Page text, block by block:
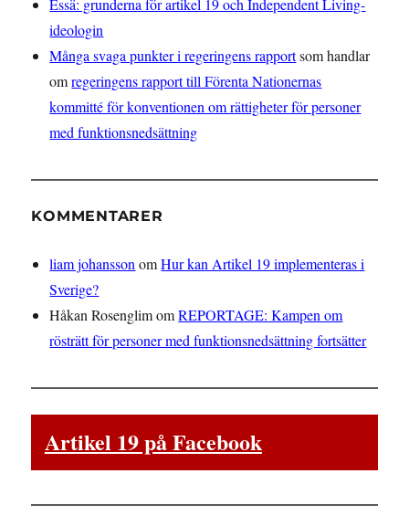
Essä: grunderna för artikel 19 och Independent Living-
ideologin
Många svaga punkter i regeringens rapportsom handlar
omregeringens rapport till Förenta Nationernas
kommitté för konventionen om rättigheter för personer
med funktionsnedsättning
KOMMENTARER
liam johansson omHur kan Artikel 19 implementeras i
Sverige?
Håkan RosenglimomREPORTAGE: Kampen om
rösträtt för personer med funktionsnedsättning fortsätter
Artikel 19 på Facebook